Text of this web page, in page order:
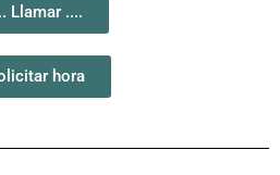
Llamar ....
hora